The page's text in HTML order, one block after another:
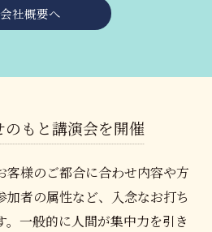
会社概要へ
のもと講演会を開催
客様のご都合に合わせ内容や方
加者の属性など、入念なお打ち
一般的に人間が集中力を引き